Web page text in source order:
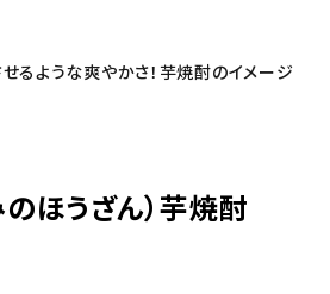
るような爽やかさ！芋焼酎のイメージ
ほうざん）芋焼酎